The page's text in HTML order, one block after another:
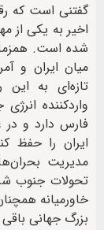
گفتنی است که
اخیر به یکی از
شده است.
میان ایران و
تازه‌ای به
واردکننده
فارس دارد و در
ایران را حفظ
مدیریت
تحولات جنوب
خاورمیانه
بزرگ جهانی باقی